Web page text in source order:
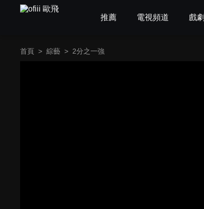
推薦 電視頻道 戲劇
首頁 > 綜藝 > 2分之一強